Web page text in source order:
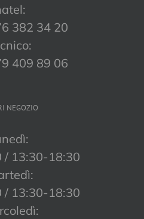
382 34 20
409 89 06
NEGOZIO
/ 13:30-18:30
/ 13:30-18:30